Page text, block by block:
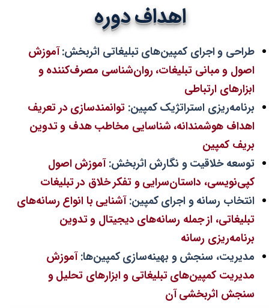
طراحی و اجرای کمپین‌های تبلیغاتی اثربخش:آموزش
اصول و مبانی تبلیغات، روان‌شناسی مصرف‌کننده و
ابزارهای ارتباطی
برنامه‌ریزی استراتژیک کمپین: توانمندسازی در تعریف
اهداف هوشمندانه، شناسایی مخاطب هدف و تدوین
بریف کمپین
توسعه خلاقیت و نگارش اثربخش:آموزش اصول
کپی‌نویسی، داستان‌سرایی و تفکر خلاق در تبلیغات
انتخاب رسانه و اجرای کمپین:آشنایی با انواع رسانه‌های
تبلیغاتی، از جمله رسانه‌های دیجیتال و تدوین
برنامه‌ریزی رسانه
مدیریت، سنجش و بهینه‌سازی کمپین‌ها:آموزش
مدیریت کمپین‌های تبلیغاتی و ابزارهای تحلیل و
سنجش اثربخشی آن
اهداف دوره